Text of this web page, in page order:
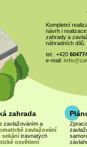
Kompletní
návrh i
zahrady a
náhradních dílů.
tel.: +420
e-mail:
zahrada
zavlažováním a
zavlažování
sekání travnatých
osvětlení